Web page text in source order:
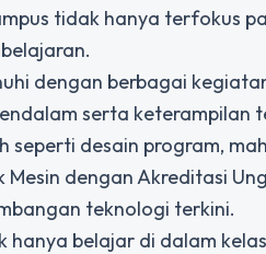
tidak hanya terfokus
dengan berbagai
serta keterampilan
seperti desain program,
dengan Akreditasi
teknologi terkini.
hanya belajar di dalam